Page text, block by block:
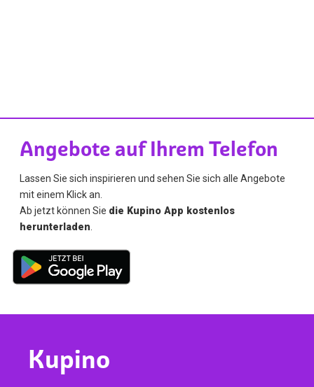
Angebote auf Ihrem Telefon
Lassen Sie sich inspirieren und sehen Sie sich alle Angebote
mit einem Klick an.
Ab jetzt können Sie die Kupino App kostenlos
herunterladen
Kupino